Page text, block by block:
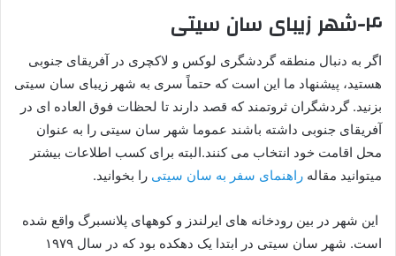
۴-شهر زیبای سان سیتی
اگر به دنبال منطقه گردشگری لوکس و لاکچری در آفریقای جنوبی
هستید، پیشنهاد ما این است که حتماً سری به شهر زیبای سان سیتی
بزنید. گردشگران ثروتمند که قصد دارند تا لحظات فوق العاده ای در
آفریقای جنوبی داشته باشند عموما شهر سان سیتی را به عنوان
محل اقامت خود انتخاب می کنند.البته برای کسب اطلاعات بیشتر
میتوانید مقاله راهنمای سفر به سان سیتی را بخوانید.
این شهر در بین رودخانه های ایرلندز و کوههای پلانسبرگ واقع شده
است. شهر سان سیتی در ابتدا یک دهکده بود که در سال ۱۹۷۹